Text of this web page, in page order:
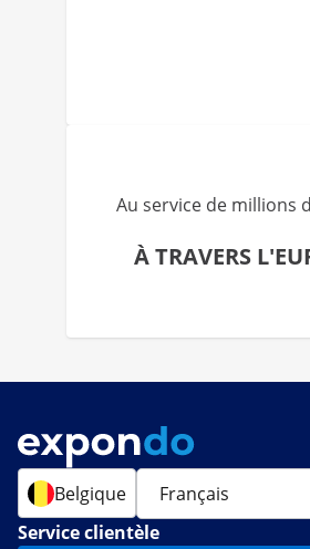
Au service de millions
À TRAVERS
Belgique
Service clientèle